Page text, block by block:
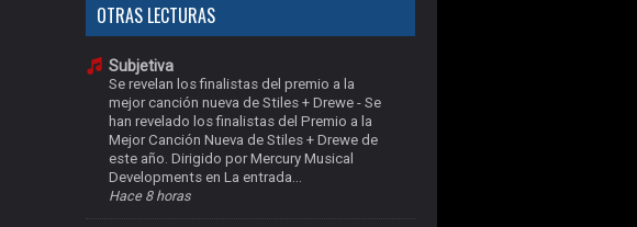
OTRAS LECTURAS
Subjetiva
Se revelan los finalistas del premio a la
mejor canción nueva de Stiles + Drewe - Se
han revelado los finalistas del Premio a la
Mejor Canción Nueva de Stiles + Drewe de
este año. Dirigido por Mercury Musical
Developments en La entrada...
Hace 8 horas